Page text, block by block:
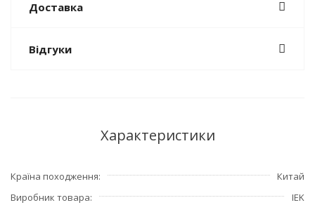
Доставка
Відгуки
Характеристики
Країна походження
Китай
Виробник товара
IEK